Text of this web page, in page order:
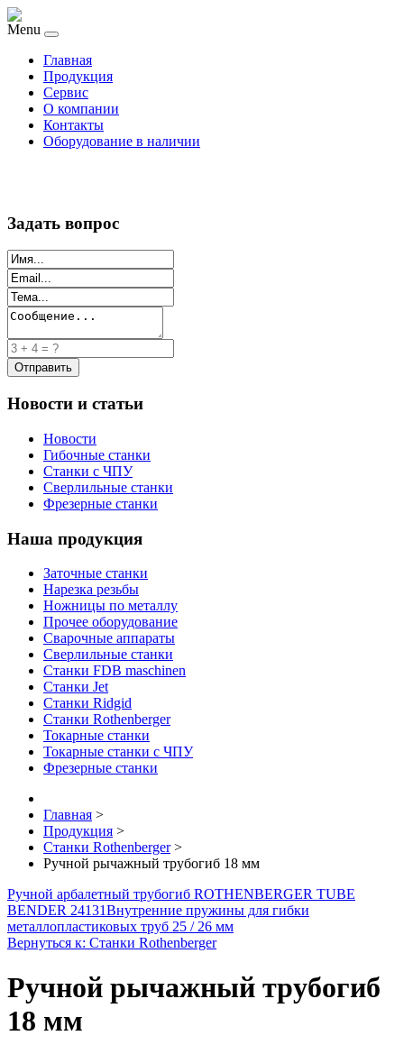
Menu
Главная
Продукция
Сервис
О компании
Контакты
Оборудование в наличии
Задать вопрос
Новости и статьи
Новости
Гибочные станки
Станки с ЧПУ
Сверлильные станки
Фрезерные станки
Наша продукция
Заточные станки
Нарезка резьбы
Ножницы по металлу
Прочее оборудование
Сварочные аппараты
Сверлильные станки
Станки FDB maschinen
Станки Jet
Станки Ridgid
Станки Rothenberger
Токарные станки
Токарные станки с ЧПУ
Фрезерные станки
Главная >
Продукция >
Станки Rothenberger >
Ручной рычажный трубогиб 18 мм
Ручной арбалетный трубогиб ROTHENBERGER TUBE
BENDER 24131Внутренние пружины для гибки
металлопластиковых труб 25 / 26 мм
Вернуться к: Станки Rothenberger
Ручной рычажный трубогиб
18 мм